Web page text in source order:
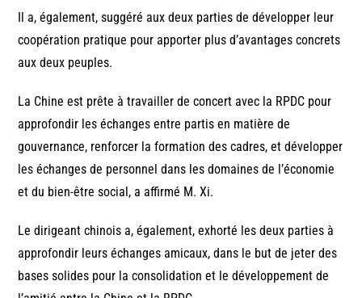
Il a, également, suggéré aux deux parties de développer leur
coopération pratique pour apporter plus d’avantages concrets
aux deux peuples.
La Chine est prête à travailler de concert avec la RPDC pour
approfondir les échanges entre partis en matière de
gouvernance, renforcer la formation des cadres, et développer
les échanges de personnel dans les domaines de l’économie
et du bien-être social, a affirmé M. Xi.
Le dirigeant chinois a, également, exhorté les deux parties à
approfondir leurs échanges amicaux, dans le but de jeter des
bases solides pour la consolidation et le développement de